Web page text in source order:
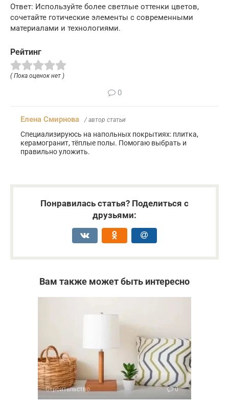
Ответ: Используйте более светлые оттенки цветов,
сочетайте готические элементы с современными
материалами и технологиями.
Рейтинг
( Пока оценок нет )
0
Елена Смирнова / автор статьи
Специализируюсь на напольных покрытиях: плитка,
керамогранит, тёплые полы. Помогаю выбрать и
правильно уложить.
Понравилась статья? Поделиться с
друзьями:
Вам также может быть интересно
Строительство 0